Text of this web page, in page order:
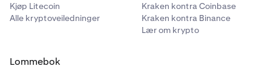
Kjøp Litecoin
Alle kryptoveiledninger
Kraken kontra Coinbase
Kraken kontra Binance
Lær om krypto
Lommebok